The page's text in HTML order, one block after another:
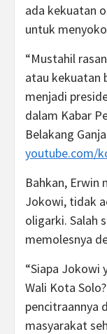
ada kekuatan
untuk
“Mustahil
atau kekuatan
menjadi
dalam Kabar
Belakang
youtube.com/
Bahkan, Erwin
Jokowi, tidak
oligarki. Salah
memolesnya
“Siapa Jokowi
Wali Kota
pencitraannya
masyarakat